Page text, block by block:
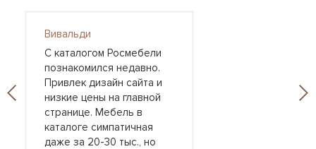
Вивальди
С каталогом Росмебели
познакомился недавно.
Привлек дизайн сайта и
низкие цены на главной
странице. Мебель в
каталоге симпатичная
даже за 20-30 тыс., но